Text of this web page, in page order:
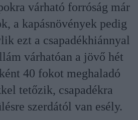
várható forróság már
a kapásnövények pedig
ezt a csapadékhiánnyal
várhatóan a jövő hét
40 fokot meghaladó
tetőzik, csapadékra
szerdától van esély.